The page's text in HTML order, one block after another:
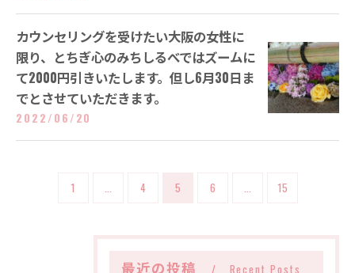
カウンセリングを受けたい大阪の女性に
限り、とちぎ心のみちしるべではズームに
て2000円引きいたします。但し6月30日ま
でとさせていただきます。
2022/06/20
1 ... 4 5 6 ... 15
最近の投稿 Recent Posts